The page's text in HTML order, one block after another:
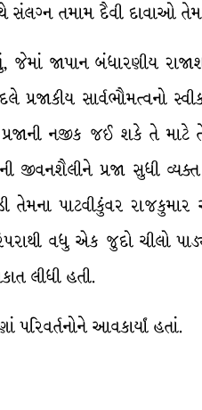
સંલગ્ન તમામ દૈવી દાવાઓ
જાપાન બંધારણીય
સાર્વભૌમત્વનો
પ્રજાની નજીક જઈ શકે તે
જીવનશૈલીને પ્રજા સુધી
પાટવીકુંવર રાજકુમાર
વધુ એક જુદો ચીલો
લીધી હતી.
પરિવર્તનોને આવકાર્યાં હતાં.